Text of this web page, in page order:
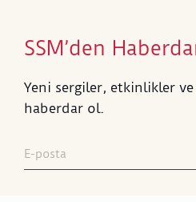
SSM’den
Yeni sergiler, etkinlikler
haberdar ol.